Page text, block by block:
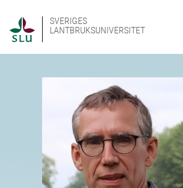
SVERIGES
LANTBRUKSUNIVERSITET